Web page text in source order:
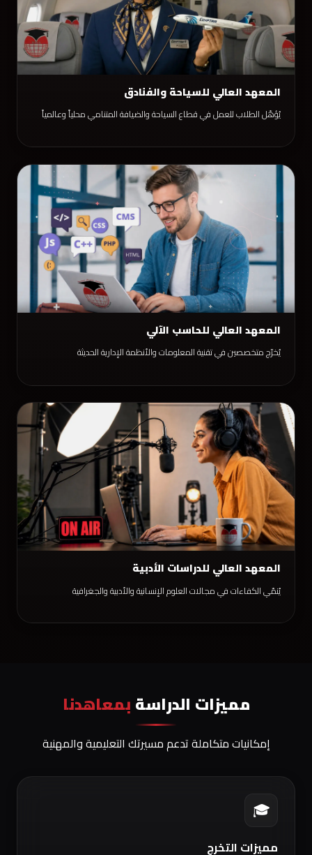
المعهد العالي للسياحة والفنادق
يُؤهّل الطلاب للعمل في قطاع السياحة والضيافة المتنامي محلياً وعالمياً
المعهد العالي للحاسب الآلي
يُخرّج متخصصين في تقنية المعلومات والأنظمة الإدارية الحديثة
المعهد العالي للدراسات الأدبية
يُنمّي الكفاءات في مجالات العلوم الإنسانية والأدبية والجغرافية
مميزات الدراسة بمعاهدنا
إمكانيات متكاملة تدعم مسيرتك التعليمية والمهنية
🎓
مميزات التخرج